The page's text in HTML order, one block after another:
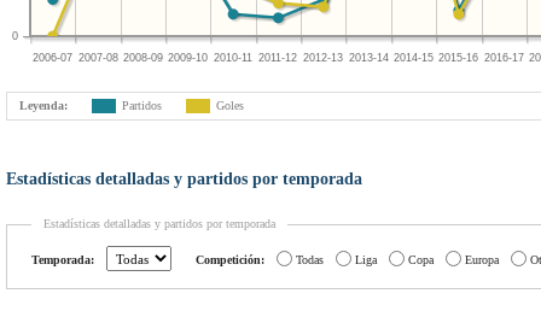
2006-07 2007-08 2008-09 2009-10 2010-11 2011-12 2012-13 2013-14 2014-15 2015-16 2016-17
0
Leyenda: Partidos Goles
Estadísticas detalladas y partidos por temporada
Estadísticas detalladas y partidos por temporada
Temporada: Competición: Todas Liga Copa Europa